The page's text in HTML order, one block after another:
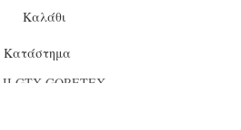
Καλάθι
Κατάστημα